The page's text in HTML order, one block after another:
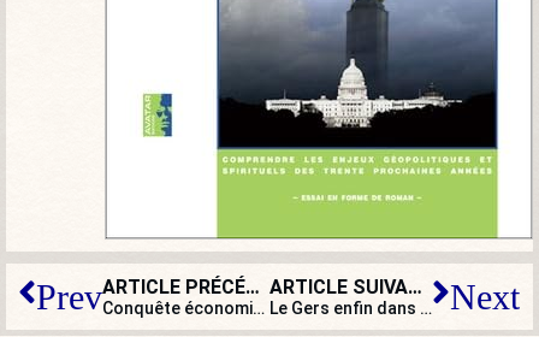
Prev ARTICLE PRÉCÉDENT
Conquête économique mondiale : la triple stratégie de la France
ARTICLE SUIVANT
Le Gers enfin dans le vert ! Merci M. Salomon ! Next